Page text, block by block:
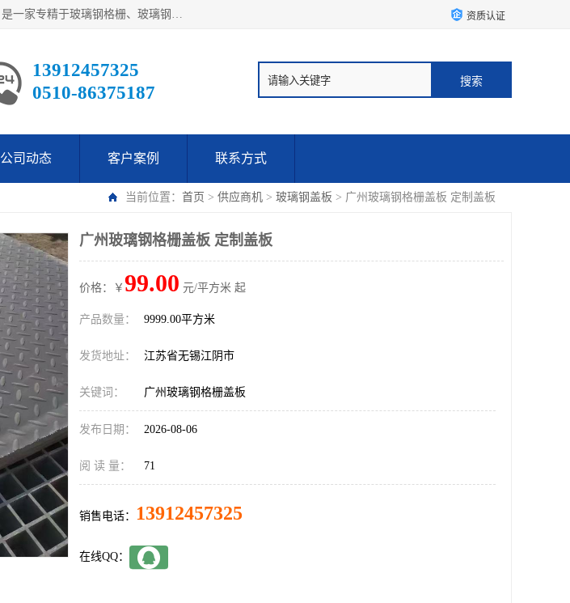
江阴市翔鼎复合材料有限公司,位于美丽富饶的中国经济百强县第一县级市的-江苏省江阴市，是一家专精于玻璃钢格栅、玻璃钢新材料,镀锌钢格板，机械设备生产制造及研发的科技型企业；公司产品已销往了世界多个国家和地区，公司人决心加倍努力愿与广大社会同仁精诚合作共创辉煌！ 资质认证
13912457325
0510-86375187
公司动态 客户案例 联系方式
当前位置： 首页 > 供应商机 > 玻璃钢盖板 > 广州玻璃钢格栅盖板 定制盖板
广州玻璃钢格栅盖板 定制盖板
价格：￥ 99.00 元/平方米 起
产品数量： 9999.00平方米
发货地址： 江苏省无锡江阴市
关键词： 广州玻璃钢格栅盖板
发布日期： 2026-08-06
阅 读 量： 71
销售电话： 13912457325
在线QQ：